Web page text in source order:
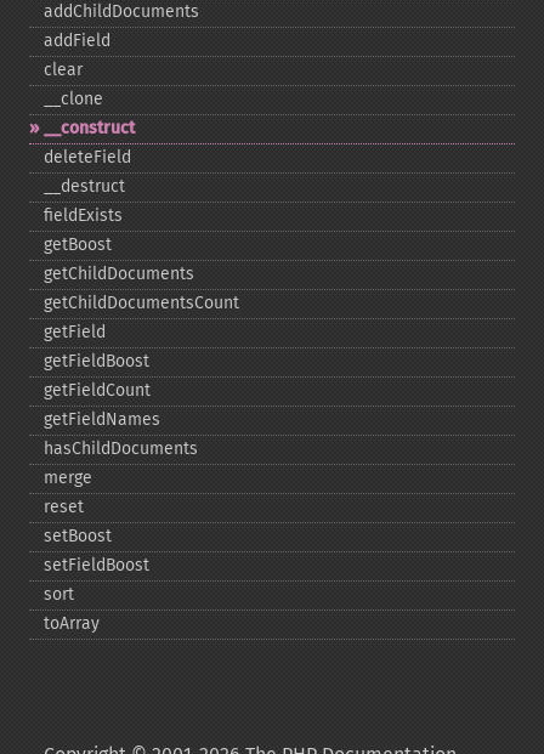
addChildDocuments
addField
clear
_​_​clone
_​_​construct
deleteField
_​_​destruct
fieldExists
getBoost
getChildDocuments
getChildDocumentsCount
getField
getFieldBoost
getFieldCount
getFieldNames
hasChildDocuments
merge
reset
setBoost
setFieldBoost
sort
toArray